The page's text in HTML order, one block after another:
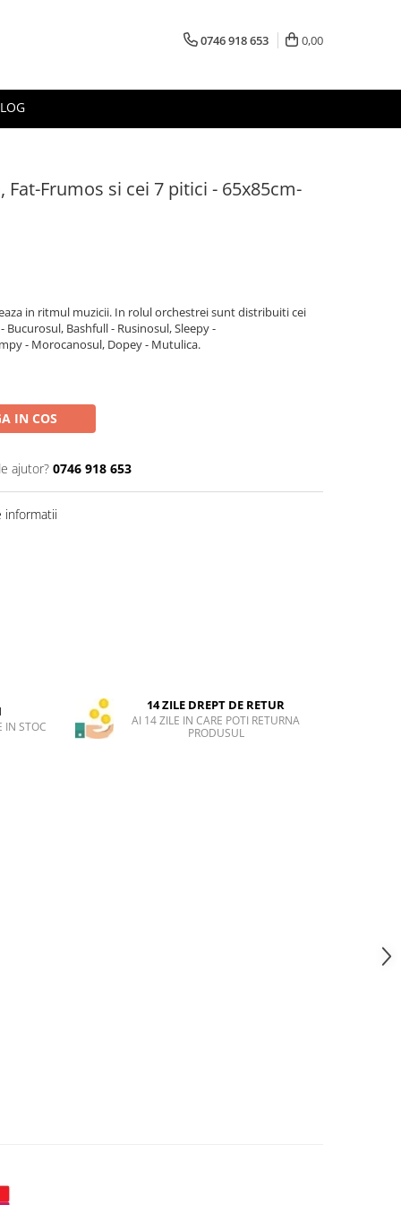
0746 918 653 0,00
Fat-Frumos si cei 7 pitici - 65x85cm-
in ritmul muzicii. In rolul orchestrei sunt distribuiti cei
Bashfull - Rusinosul, Sleepy -
- Morocanosul, Dopey - Mutulica.
IN COS
ajutor? 0746 918 653
informatii
IN STOC
14 ZILE DREPT DE RETUR
AI 14 ZILE IN CARE POTI RETURNA
PRODUSUL